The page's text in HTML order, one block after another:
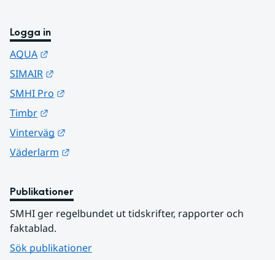
Logga in
AQUA
SIMAIR
SMHI Pro
Timbr
Vinterväg
Väderlarm
Publikationer
SMHI ger regelbundet ut tidskrifter, rapporter och
faktablad.
Sök publikationer